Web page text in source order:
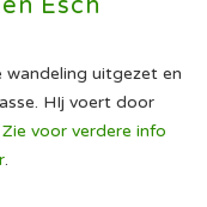
Esch'
wandeling uitgezet en
HIj voert door
Zie voor verdere info
.